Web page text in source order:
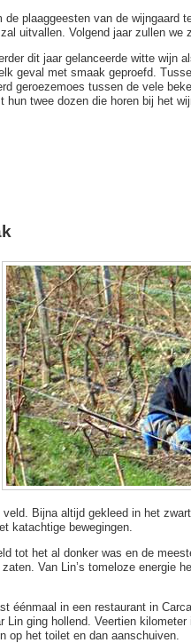
de plaaggeesten van de wijngaard
uitvallen. Volgend jaar zullen we
dit jaar gelanceerde witte wijn
geval met smaak geproefd.
geroezemoes tussen de vele
hun twee dozen die horen bij het
Bijna altijd gekleed in het
katachtige bewegingen.
tot het al donker was en de
Van Lin’s tomeloze energie
éénmaal in een restaurant in
Lin ging hollend. Veertien
op het toilet en dan aanschuiven.